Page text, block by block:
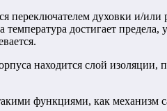
духовки и/
достигает
находится слой
функциями, как механизм